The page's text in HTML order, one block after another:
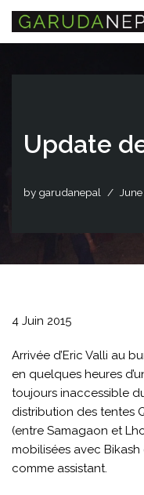
Skip
Update
by garudanepal
4 Juin 2015
Arrivée d’Eric Valli au
en quelques heures
toujours inaccessible
distribution des tentes
(entre Samagaon et
mobilisées avec
comme assistant.